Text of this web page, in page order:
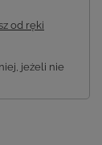
od ręki
jeżeli nie